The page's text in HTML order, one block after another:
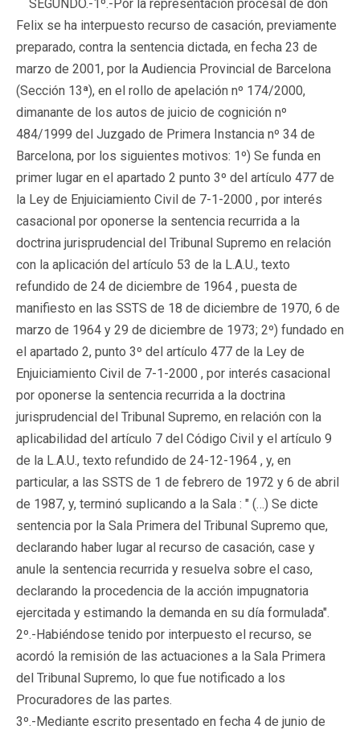
SEGUNDO.-1º.-Por la representación procesal de don
Felix se ha interpuesto recurso de casación, previamente
preparado, contra la sentencia dictada, en fecha 23 de
marzo de 2001, por la Audiencia Provincial de Barcelona
(Sección 13ª), en el rollo de apelación nº 174/2000,
dimanante de los autos de juicio de cognición nº
484/1999 del Juzgado de Primera Instancia nº 34 de
Barcelona, por los siguientes motivos: 1º) Se funda en
primer lugar en el apartado 2 punto 3º del artículo 477 de
la Ley de Enjuiciamiento Civil de 7-1-2000 , por interés
casacional por oponerse la sentencia recurrida a la
doctrina jurisprudencial del Tribunal Supremo en relación
con la aplicación del artículo 53 de la L.A.U., texto
refundido de 24 de diciembre de 1964 , puesta de
manifiesto en las SSTS de 18 de diciembre de 1970, 6 de
marzo de 1964 y 29 de diciembre de 1973; 2º) fundado en
el apartado 2, punto 3º del artículo 477 de la Ley de
Enjuiciamiento Civil de 7-1-2000 , por interés casacional
por oponerse la sentencia recurrida a la doctrina
jurisprudencial del Tribunal Supremo, en relación con la
aplicabilidad del artículo 7 del Código Civil y el artículo 9
de la L.A.U., texto refundido de 24-12-1964 , y, en
particular, a las SSTS de 1 de febrero de 1972 y 6 de abril
de 1987, y, terminó suplicando a la Sala : " (…) Se dicte
sentencia por la Sala Primera del Tribunal Supremo que,
declarando haber lugar al recurso de casación, case y
anule la sentencia recurrida y resuelva sobre el caso,
declarando la procedencia de la acción impugnatoria
ejercitada y estimando la demanda en su día formulada".
2º.-Habiéndose tenido por interpuesto el recurso, se
acordó la remisión de las actuaciones a la Sala Primera
del Tribunal Supremo, lo que fue notificado a los
Procuradores de las partes.
3º.-Mediante escrito presentado en fecha 4 de junio de